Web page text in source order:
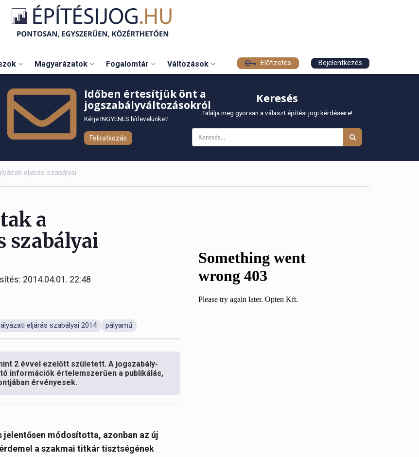
Magyarázatok Fogalomtár Változások Előfizetés Bejelentkezés
Időben értesítjük önt a
jogszabályváltozásokról
Kérje INGYENES hírlevelünket!
Feliratkozás
Keresés
Találja meg gyorsan a választ építési jogi kérdéseire!
eljárás szabályai
a
szabályai
2014.04.01. 22:48
eljárás szabályai 2014 pályamű
2 évvel ezelőtt született. A jogszabály-
információk értelemszerűen a publikálás,
érvényesek.
módosította, azonban az új
a szakmai titkár tisztségének